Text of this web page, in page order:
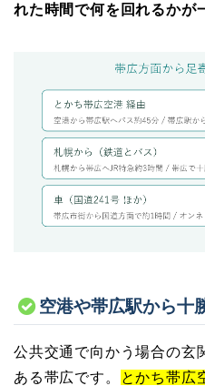
れた時間で何を回れるかが
空港や帯広駅から十
公共交通で向かう場合の玄
ある帯広です。
とかち帯広